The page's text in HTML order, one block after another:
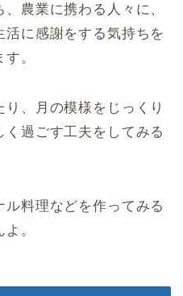
農業に携わる人々に、
活に感謝をする気持ちを
。
、月の模様をじっくり
過ごす工夫をしてみる
料理などを作ってみる
。